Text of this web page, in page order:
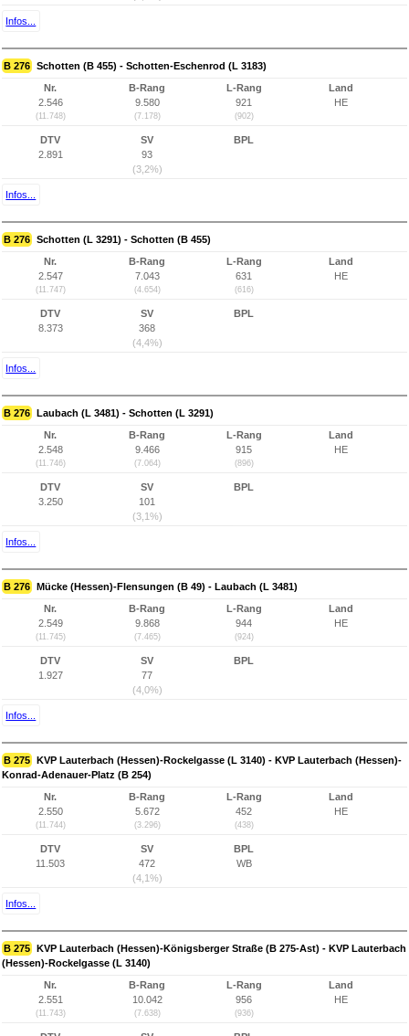
Infos...
B 276 Schotten (B 455) - Schotten-Eschenrod (L 3183)
Nr.
2.546
(11.748)
B-Rang
9.580
(7.178)
L-Rang
921
(902)
Land
HE
DTV
2.891
SV
93
(3,2%)
BPL
Infos...
B 276 Schotten (L 3291) - Schotten (B 455)
Nr.
2.547
(11.747)
B-Rang
7.043
(4.654)
L-Rang
631
(616)
Land
HE
DTV
8.373
SV
368
(4,4%)
BPL
Infos...
B 276 Laubach (L 3481) - Schotten (L 3291)
Nr.
2.548
(11.746)
B-Rang
9.466
(7.064)
L-Rang
915
(896)
Land
HE
DTV
3.250
SV
101
(3,1%)
BPL
Infos...
B 276 Mücke (Hessen)-Flensungen (B 49) - Laubach (L 3481)
Nr.
2.549
(11.745)
B-Rang
9.868
(7.465)
L-Rang
944
(924)
Land
HE
DTV
1.927
SV
77
(4,0%)
BPL
Infos...
B 275 KVP Lauterbach (Hessen)-Rockelgasse (L 3140) - KVP Lauterbach (Hessen)-
Konrad-Adenauer-Platz (B 254)
Nr.
2.550
(11.744)
B-Rang
5.672
(3.296)
L-Rang
452
(438)
Land
HE
DTV
11.503
SV
472
(4,1%)
BPL
WB
Infos...
B 275 KVP Lauterbach (Hessen)-Königsberger Straße (B 275-Ast) - KVP Lauterbach
(Hessen)-Rockelgasse (L 3140)
Nr.
2.551
(11.743)
B-Rang
10.042
(7.638)
L-Rang
956
(936)
Land
HE